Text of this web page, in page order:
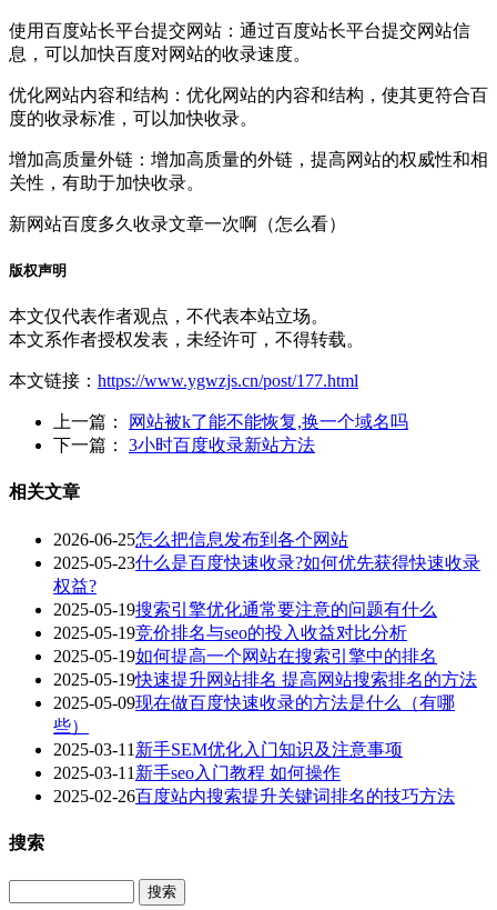
使用百度站长平台提交网站：通过百度站长平台提交网站信
息，可以加快百度对网站的收录速度。
优化网站内容和结构：优化网站的内容和结构，使其更符合百
度的收录标准，可以加快收录。
增加高质量外链：增加高质量的外链，提高网站的权威性和相
关性，有助于加快收录。
新网站百度多久收录文章一次啊（怎么看）
版权声明
本文仅代表作者观点，不代表本站立场。
本文系作者授权发表，未经许可，不得转载。
本文链接： https://www.ygwzjs.cn/post/177.html
上一篇：
网站被k了能不能恢复,换一个域名吗
下一篇： 3小时百度收录新站方法
相关文章
2026-06-25怎么把信息发布到各个网站
2025-05-23什么是百度快速收录?如何优先获得快速收录
权益?
2025-05-19搜索引擎优化通常要注意的问题有什么
2025-05-19竞价排名与seo的投入收益对比分析
2025-05-19如何提高一个网站在搜索引擎中的排名
2025-05-19快速提升网站排名 提高网站搜索排名的方法
2025-05-09现在做百度快速收录的方法是什么（有哪
些）
2025-03-11 新手SEM优化入门知识及注意事项
2025-03-11 新手seo入门教程 如何操作
2025-02-26百度站内搜索提升关键词排名的技巧方法
搜索